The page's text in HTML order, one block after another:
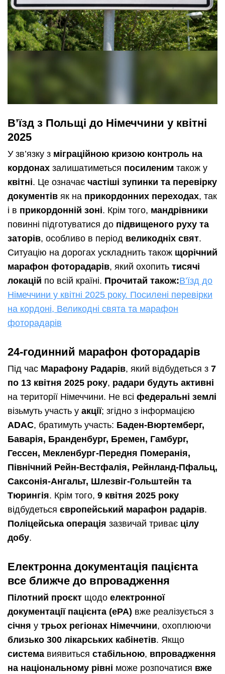
В’їзд з Польщі до Німеччини у квітні
2025
У зв’язку з міграційною кризою контроль на
кордонах залишатиметься посиленим також у
квітні. Це означає частіші зупинки та перевірку
документів як на прикордонних переходах, так
і в прикордонній зоні. Крім того, мандрівники
повинні підготуватися до підвищеного руху та
заторів, особливо в період великодніх свят.
Ситуацію на дорогах ускладнить також щорічний
марафон фоторадарів, який охопить тисячі
локацій по всій країні. Прочитай також:В’їзд до
Німеччини у квітні 2025 року. Посилені перевірки
на кордоні, Великодні свята та марафон
фоторадарів
24-годинний марафон фоторадарів
Під час Марафону Радарів, який відбудеться з 7
по 13 квітня 2025 року, радари будуть активні
на території Німеччини. Не всі федеральні землі
візьмуть участь у акції; згідно з інформацією
ADAC, братимуть участь: Баден-Вюртемберг,
Баварія, Бранденбург, Бремен, Гамбург,
Гессен, Мекленбург-Передня Померанія,
Північний Рейн-Вестфалія, Рейнланд-Пфальц,
Саксонія-Ангальт, Шлезвіг-Гольштейн та
Тюрингія. Крім того, 9 квітня 2025 року
відбудеться європейський марафон радарів.
Поліцейська операція зазвичай триває цілу
добу.
Електронна документація пацієнта
все ближче до впровадження
Пілотний проєкт щодо електронної
документації пацієнта (ePA) вже реалізується з
січня у трьох регіонах Німеччини, охоплюючи
близько 300 лікарських кабінетів. Якщо
система виявиться стабільною, впровадження
на національному рівні може розпочатися вже